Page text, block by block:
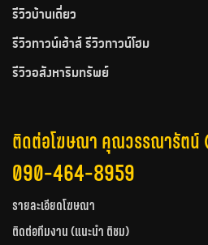
รีวิวบ้านเดี่ยว
รีวิวทาวน์เฮ้าส์ รีวิวทาวน์โฮม
รีวิวอสังหาริมทรัพย์
ติดต่อโฆษณา คุณวรรณารัตน์
090-464-8959
รายละเอียดโฆษณา
ติดต่อทีมงาน (แนะนำ ติชม)